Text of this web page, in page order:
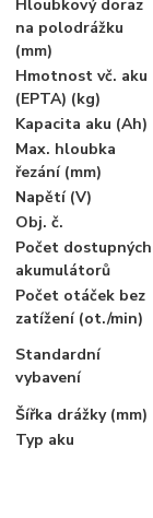
Hloubkový doraz
na polodrážku
(mm)
Hmotnost vč. aku
(EPTA) (kg)
Kapacita aku (Ah)
Max. hloubka
řezání (mm)
Napětí (V)
Obj. č.
Počet dostupných
akumulátorů
Počet otáček bez
zatížení (ot./min)
Standardní
vybavení
Šířka drážky (mm)
Typ aku